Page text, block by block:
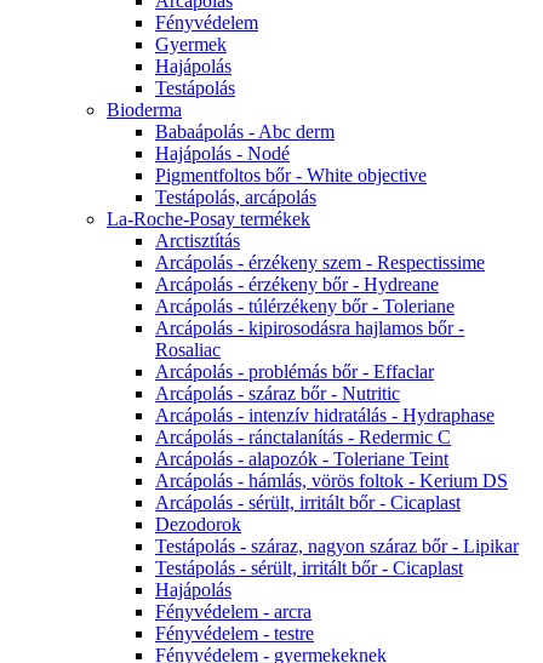
Fényvédelem
Gyermek
Hajápolás
Testápolás
Bioderma
Babaápolás - Abc derm
Hajápolás - Nodé
Pigmentfoltos bőr - White objective
Testápolás, arcápolás
La-Roche-Posay termékek
Arctisztítás
Arcápolás - érzékeny szem - Respectissime
Arcápolás - érzékeny bőr - Hydreane
Arcápolás - túlérzékeny bőr - Toleriane
Arcápolás - kipirosodásra hajlamos bőr -
Rosaliac
Arcápolás - problémás bőr - Effaclar
Arcápolás - száraz bőr - Nutritic
Arcápolás - intenzív hidratálás - Hydraphase
Arcápolás - ránctalanítás - Redermic C
Arcápolás - alapozók - Toleriane Teint
Arcápolás - hámlás, vörös foltok - Kerium DS
Arcápolás - sérült, irritált bőr - Cicaplast
Dezodorok
Testápolás - száraz, nagyon száraz bőr - Lipikar
Testápolás - sérült, irritált bőr - Cicaplast
Hajápolás
Fényvédelem - arcra
Fényvédelem - testre
Fényvédelem - gyermekeknek